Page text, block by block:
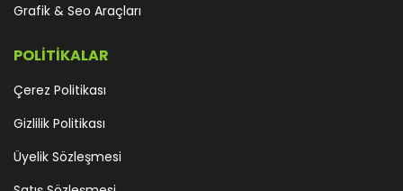
Grafik & Seo Araçları
POLİTİKALAR
Çerez Politikası
Gizlilik Politikası
Üyelik Sözleşmesi